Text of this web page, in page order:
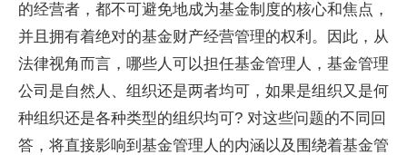
的经营者，都不可避免地成为基金制度的核心和焦点，
并且拥有着绝对的基金财产经营管理的权利。因此，从
法律视角而言，哪些人可以担任基金管理人，基金管理
公司是自然人、组织还是两者均可，如果是组织又是何
种组织还是各种类型的组织均可? 对这些问题的不同回
答，将直接影响到基金管理人的内涵以及围绕着基金管